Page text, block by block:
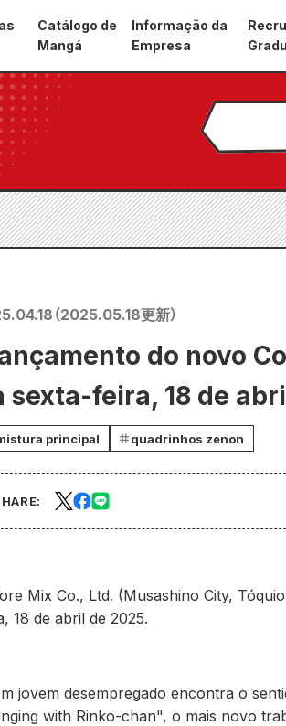
Catálogo de
Mangá
Informação da
Empresa
（2025.05.18更新）
do novo
sexta-feira, 18 de
principal quadrinhos zenon
Mix Co., Ltd. (Musashino City,
18 de abril de 2025.
jovem desempregado encontra o
with Rinko-chan", o mais novo